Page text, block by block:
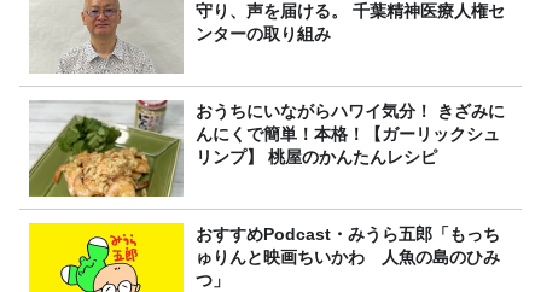
守り、声を届ける。 千葉精神医療人権セ
ンターの取り組み
おうちにいながらハワイ気分！ きざみに
んにくで簡単！本格！【ガーリックシュ
リンプ】 桃屋のかんたんレシピ
おすすめPodcast・みうら五郎「もっち
ゅりんと映画ちいかわ 人魚の島のひみ
つ」